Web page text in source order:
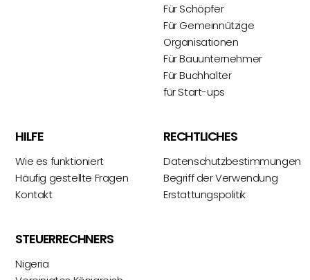
Für Schöpfer
Für Gemeinnützige
Organisationen
Für Bauunternehmer
Für Buchhalter
für Start-ups
HILFE
Wie es funktioniert
Häufig gestellte Fragen
Kontakt
RECHTLICHES
Datenschutzbestimmungen
Begriff der Verwendung
Erstattungspolitik
STEUERRECHNERS
Nigeria